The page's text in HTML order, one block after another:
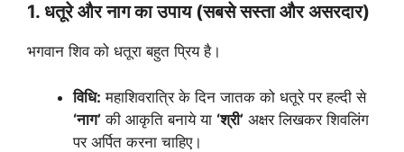
1. धतूरे और नाग का उपाय (सबसे सस्ता और असरदार)
भगवान शिव को धतूरा बहुत प्रिय है।
विधि: महाशिवरात्रि के दिन जातक को धतूरे पर हल्दी से
‘नाग’ की आकृति बनाये या ‘श्री’ अक्षर लिखकर शिवलिंग
पर अर्पित करना चाहिए।